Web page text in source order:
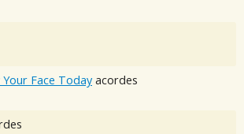
Face Today acordes